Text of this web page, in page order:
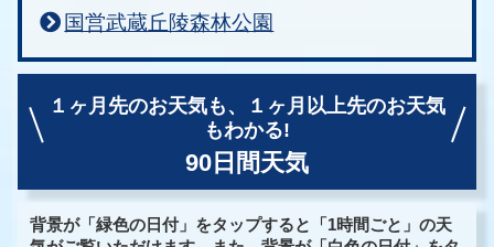
国営武蔵丘陵森林公園
１ヶ月先のお天気も、
１ヶ月以上先のお天気
もわかる!
90日間天気
背景が「緑色の日付」をタップすると「1時間ごと」の天